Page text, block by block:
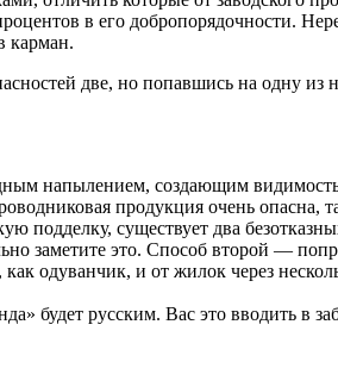
в его добропорядочности.
карман.
две, но попавшись на одну из
напылением, создающим
продукция очень опасна,
подделку, существует два
заметите это. Способ второй —
одуванчик, и от жилок через
будет русским. Вас это вводить в